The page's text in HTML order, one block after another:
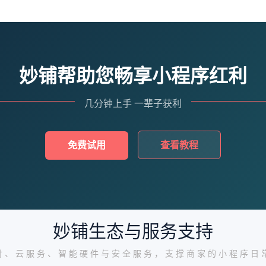
妙铺帮助您畅享小程序红利
几分钟上手 一辈子获利
免费试用 查看教程
妙铺生态与服务支持
、云服务、智能硬件与安全服务，支撑商家的小程序日